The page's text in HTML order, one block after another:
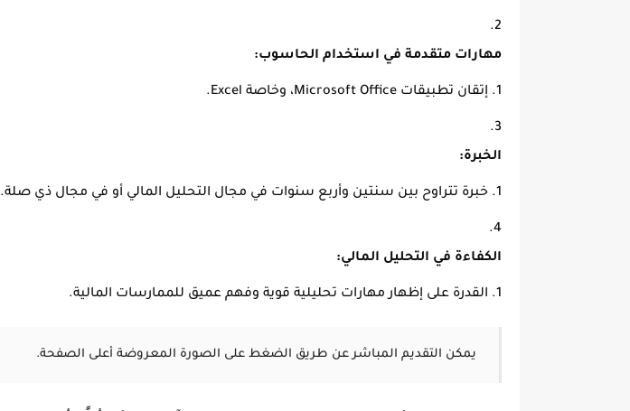
مهارات متقدمة في استخدام الحاسوب:
إتقان تطبيقات Microsoft Office، وخاصة Excel.
الخبرة:
خبرة تتراوح بين سنتين وأربع سنوات في مجال التحليل المالي أو في مجال ذي صلة.
الكفاءة في التحليل المالي:
القدرة على إظهار مهارات تحليلية قوية وفهم عميق للممارسات المالية.
يمكن التقديم المباشر عن طريق الضغط على الصورة المعروضة أعلى الصفحة.